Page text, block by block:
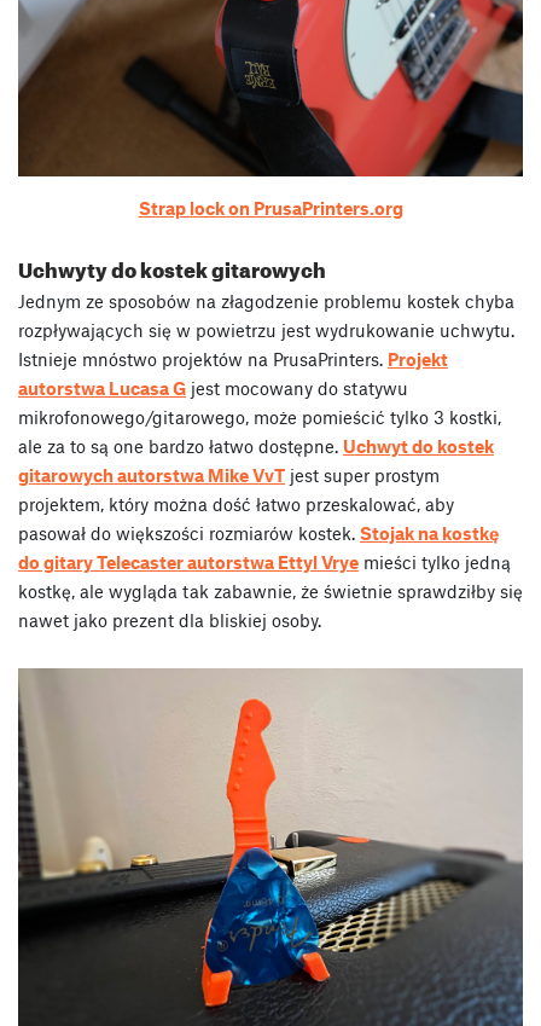
Strap lock on PrusaPrinters.org
Uchwyty do kostek gitarowych
Jednym ze sposobów na złagodzenie problemu kostek chyba
rozpływających się w powietrzu jest wydrukowanie uchwytu.
Istnieje mnóstwo projektów na PrusaPrinters. Projekt
autorstwa Lucasa G jest mocowany do statywu
mikrofonowego/gitarowego, może pomieścić tylko 3 kostki,
ale za to są one bardzo łatwo dostępne. Uchwyt do kostek
gitarowych autorstwa Mike VvT jest super prostym
projektem, który można dość łatwo przeskalować, aby
pasował do większości rozmiarów kostek. Stojak na kostkę
do gitary Telecaster autorstwa Ettyl Vrye mieści tylko jedną
kostkę, ale wygląda tak zabawnie, że świetnie sprawdziłby się
nawet jako prezent dla bliskiej osoby.